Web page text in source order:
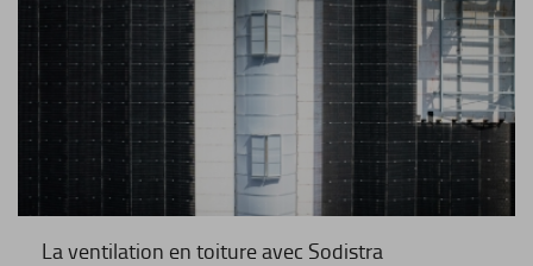
La ventilation en toiture avec Sodistra